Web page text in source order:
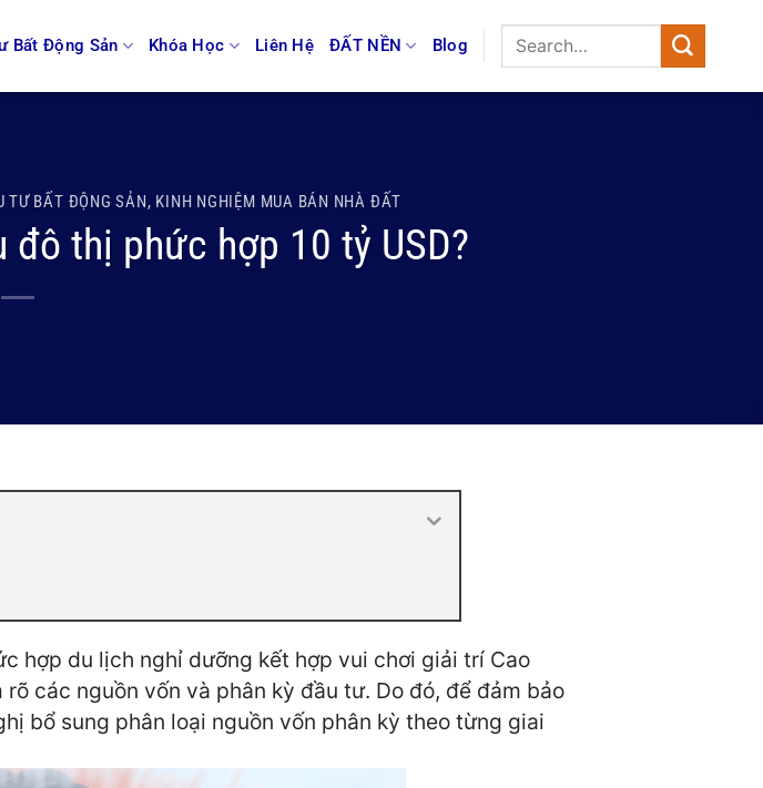
Bất Động Sản Khóa Học Liên Hệ ĐẤT NỀN Blog
TƯ BẤT ĐỘNG SẢN, KINH NGHIỆM MUA BÁN NHÀ ĐẤT
thị phức hợp 10 tỷ USD?
hợp du lịch nghỉ dưỡng kết hợp vui chơi giải trí Cao
các nguồn vốn và phân kỳ đầu tư. Do đó, để đảm bảo
bổ sung phân loại nguồn vốn phân kỳ theo từng giai